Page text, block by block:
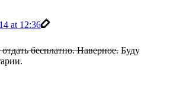
at 12:36
бесплатно. Наверное. Буду